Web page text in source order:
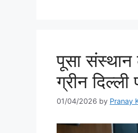
पूसा संस्थान
ग्रीन
01/04/2026 by Pranay